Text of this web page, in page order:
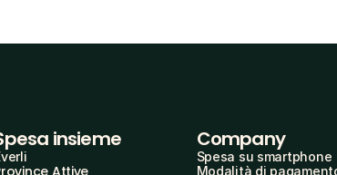
insieme
Attive
Company
Spesa su smartphone
Modalità di